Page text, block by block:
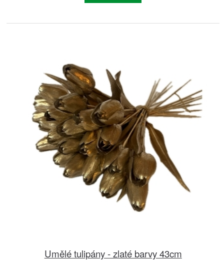
Umělé tulipány - zlaté barvy 43cm